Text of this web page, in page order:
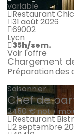
variable
Restaurant Chic
31 août 2026
69002
Lyon
35h/sem.
Voir l'offre
Chargement
Préparation des
Saisonnier
Chef de
2450 €net /
Restaurant
2 septembre